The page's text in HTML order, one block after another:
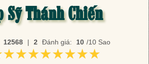
Sỹ Thánh Chiến
12568 | 2 Đánh giá: 10 /10 Sao